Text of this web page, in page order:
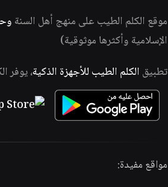
موقع الكلم الطيب على منهج أهل السنة
الإسلامية وأكثرها موثوقية)
تطبيق الكلم الطيب للأجهزة الذكية، يوفر
مواقع مفيدة: